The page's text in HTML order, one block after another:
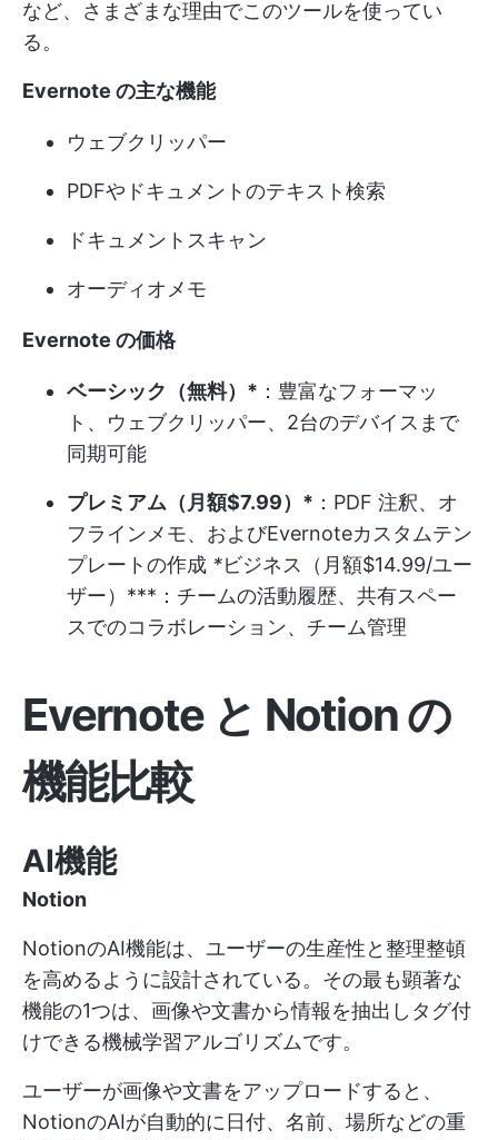
など、さまざまな理由でこのツールを使ってい
る。
Evernote の主な機能
ウェブクリッパー
PDFやドキュメントのテキスト検索
ドキュメントスキャン
オーディオメモ
Evernote の価格
ベーシック（無料）* ：豊富なフォーマッ
ト、ウェブクリッパー、2台のデバイスまで
同期可能
プレミアム（月額$7.99）* ：PDF 注釈、オ
フラインメモ、およびEvernoteカスタムテン
プレートの作成 *ビジネス（月額$14.99/ユー
ザー）***：チームの活動履歴、共有スペー
スでのコラボレーション、チーム管理
Evernote と Notion の
機能比較
AI機能
Notion
NotionのAI機能は、ユーザーの生産性と整理整頓
を高めるように設計されている。その最も顕著な
機能の1つは、画像や文書から情報を抽出しタグ付
けできる機械学習アルゴリズムです。
ユーザーが画像や文書をアップロードすると、
NotionのAIが自動的に日付、名前、場所などの重